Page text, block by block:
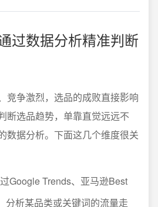
过数据分析精准判断
竞争激烈，选品的成败直接影响
断选品趋势，单靠直觉远远不
数据分析。下面这几个维度很关
Google Trends、亚马逊Best
分析某品类或关键词的流量走